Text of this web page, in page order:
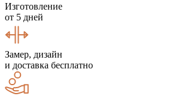
Изготовление
от 5 дней
Замер, дизайн
и доставка бесплатно